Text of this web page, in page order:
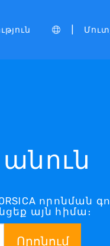
անուն
որոնման
այն հիմա։
Որոնում